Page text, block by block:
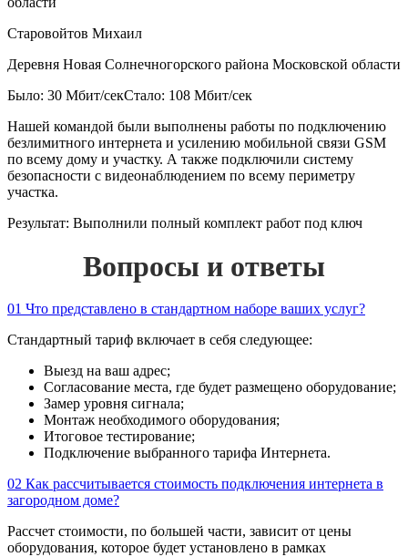
Старовойтов Михаил
Деревня Новая Солнечногорского района Московской области
Было: 30 Мбит/секСтало: 108 Мбит/сек
Нашей командой были выполнены работы по подключению
безлимитного интернета и усилению мобильной связи GSM
по всему дому и участку. А также подключили систему
безопасности с видеонаблюдением по всему периметру
участка.
Результат: Выполнили полный комплект работ под ключ
Вопросы и ответы
01 Что представлено в стандартном наборе ваших услуг?
Стандартный тариф включает в себя следующее:
Выезд на ваш адрес;
Согласование места, где будет размещено оборудование;
Замер уровня сигнала;
Монтаж необходимого оборудования;
Итоговое тестирование;
Подключение выбранного тарифа Интернета.
02 Как рассчитывается стоимость подключения интернета в
загородном доме?
Рассчет стоимости, по большей части, зависит от цены
оборудования, которое будет установлено в рамках